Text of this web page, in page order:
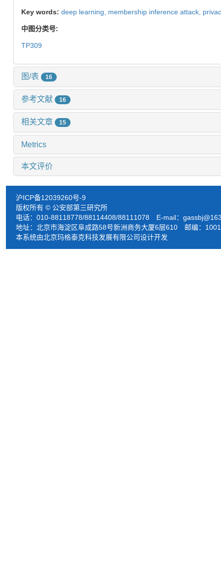
Key words: deep learning, membership inference attack,
中图分类号:
TP309
图/表 16
参考文献 16
相关文章 15
Metrics
本文评价
沪ICP备12039260号-9
版权所有 © 公安部第三研究所
电话：010-88118778/88114408/88111078 E-mail：
地址：北京市海淀区阜成路58号新洲商务大厦6层610 邮编：
本系统由北京玛格泰克科技发展有限公司设计开发